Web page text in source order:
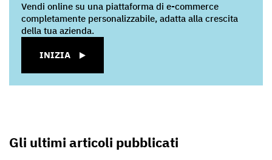
Vendi online su una piattaforma di e-commerce
completamente personalizzabile, adatta alla crescita
della tua azienda.
INIZIA
Gli ultimi articoli pubblicati